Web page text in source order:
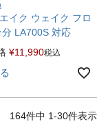
イク ウェイク フロ
LA700S 対応
¥11,990税込
164件中 1-30件表示